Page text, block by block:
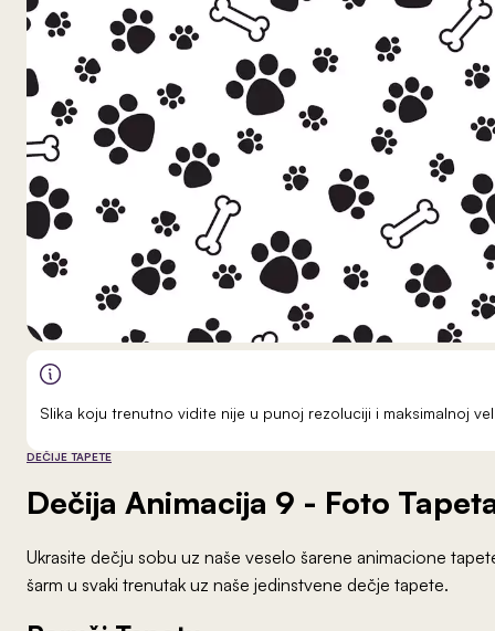
Slika koju trenutno vidite nije u punoj rezoluciji i maksimalnoj
DEČIJE TAPETE
Dečija Animacija 9 - Foto
Ukrasite dečju sobu uz naše veselo šarene animacione
šarm u svaki trenutak uz naše jedinstvene dečje tapete.